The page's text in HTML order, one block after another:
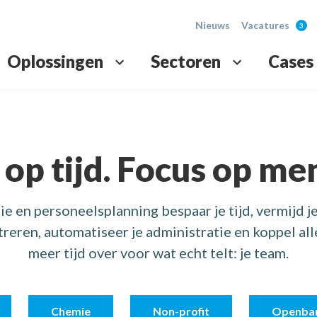
Nieuws Vacatures
Oplossingen
met altijd de juiste bezetting.
Sectoren
in aanwezigheden en hygiëneregels.
Cases
tijd. Focus op
personeelsplanning bespaar je tijd, vermijd
automatiseer je administratie en koppel
meer tijd over voor wat echt telt: je team.
Chemie Non-profit